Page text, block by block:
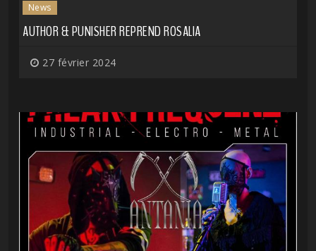
News
AUTHOR & PUNISHER REPREND ROSALIA
27 février 2024